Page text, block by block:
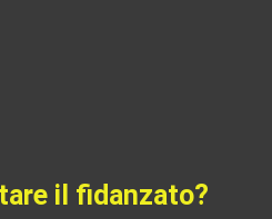
il fidanzato?